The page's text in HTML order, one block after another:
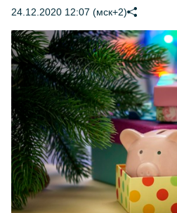
24.12.2020 12:07 (мск+2)